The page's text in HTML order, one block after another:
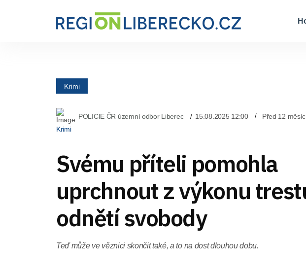
Krimi
POLICIE ČR územní odbor Liberec 15.08.2025 12:00
Před 12
Krimi
Svému příteli pomohla
uprchnout z výkonu
odnětí svobody
Teď může ve věznici skončit také, a to na dost dlouhou dobu.